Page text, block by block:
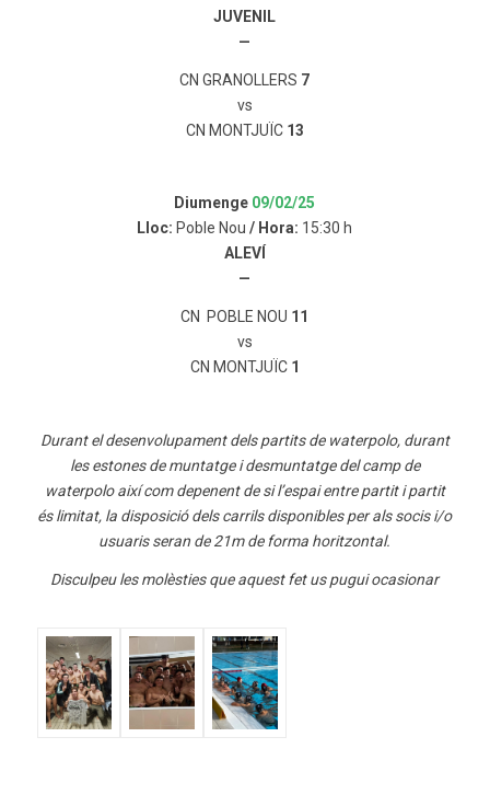
JUVENIL
—
CN GRANOLLERS 7
vs
CN MONTJUÏC 13
Diumenge 09/02/25
Lloc: Poble Nou / Hora: 15:30 h
ALEVÍ
—
CN POBLE NOU 11
vs
CN MONTJUÏC1
Durant el desenvolupament dels partits de waterpolo, durant
les estones de muntatge i desmuntatge del camp de
waterpolo així com depenent de si l’espai entre partit i partit
és limitat, la disposició dels carrils disponibles per als socis i/o
usuaris seran de 21m de forma horitzontal.
Disculpeu les molèsties que aquest fet us pugui ocasionar